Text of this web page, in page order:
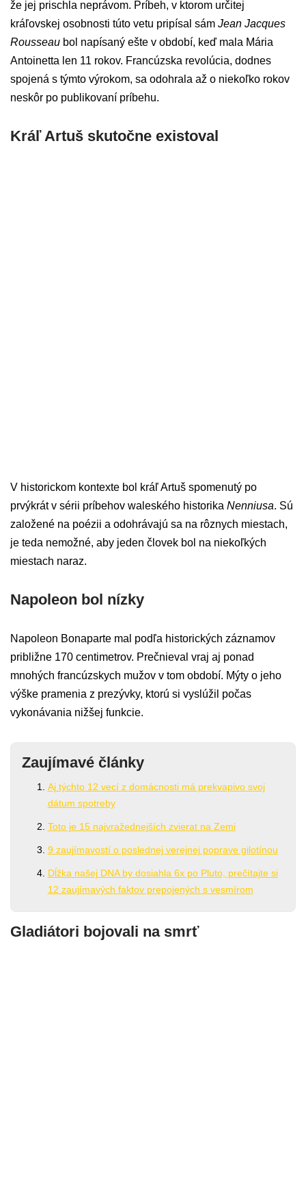
že jej prischla neprávom. Príbeh, v ktorom určitej
kráľovskej osobnosti túto vetu pripísal sám Jean Jacques
Rousseau bol napísaný ešte v období, keď mala Mária
Antoinetta len 11 rokov. Francúzska revolúcia, dodnes
spojená s týmto výrokom, sa odohrala až o niekoľko rokov
neskôr po publikovaní príbehu.
Kráľ Artuš skutočne existoval
V historickom kontexte bol kráľ Artuš spomenutý po
prvýkrát v sérii príbehov waleského historika Nenniusa. Sú
založené na poézii a odohrávajú sa na rôznych miestach,
je teda nemožné, aby jeden človek bol na niekoľkých
miestach naraz.
Napoleon bol nízky
Napoleon Bonaparte mal podľa historických záznamov
približne 170 centimetrov. Prečnieval vraj aj ponad
mnohých francúzskych mužov v tom období. Mýty o jeho
výške pramenia z prezývky, ktorú si vyslúžil počas
vykonávania nižšej funkcie.
Zaujímavé články
Aj týchto 12 vecí z domácnosti má prekvapivo svoj
dátum spotreby
Toto je 15 najvražednejších zvierat na Zemi
9 zaujímavostí o poslednej verejnej poprave gilotínou
Dĺžka našej DNA by dosiahla 6x po Pluto, prečítajte si
12 zaujímavých faktov prepojených s vesmírom
Gladiátori bojovali na smrť